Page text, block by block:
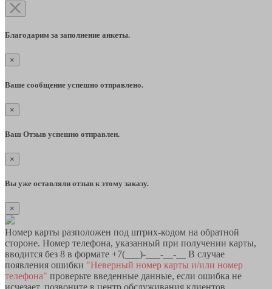
Благодарим за заполнение анкеты.
×
Ваше сообщение успешно отправлено.
×
Ваш Отзыв успешно отправлен.
×
Вы уже оставляли отзыв к этому заказу.
×
Номер карты разположен под штрих-кодом на обратной
стороне. Номер телефона, указанный при получении карты,
вводится без 8 в формате +7(___)-___-__-__ В случае
появления ошибки "Неверный номер карты и/или номер
телефона" проверьте введенные данные, если ошибка не